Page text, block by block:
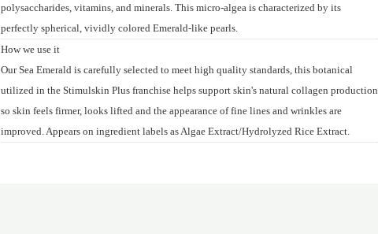
polysaccharides, vitamins, and minerals. This micro-algea is characterized by its
perfectly spherical, vividly colored Emerald-like pearls.
How we use it
Our Sea Emerald is carefully selected to meet high quality standards, this botanical
utilized in the Stimulskin Plus franchise helps support skin's natural collagen production
so skin feels firmer, looks lifted and the appearance of fine lines and wrinkles are
improved. Appears on ingredient labels as Algae Extract/Hydrolyzed Rice Extract.